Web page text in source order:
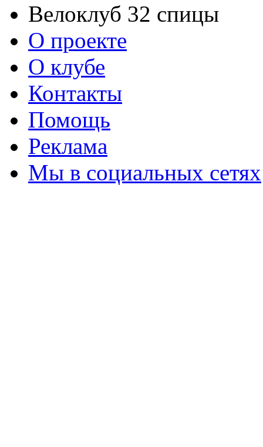
Велоклуб 32 спицы
О проекте
О клубе
Контакты
Помощь
Реклама
Мы в социальных сетях